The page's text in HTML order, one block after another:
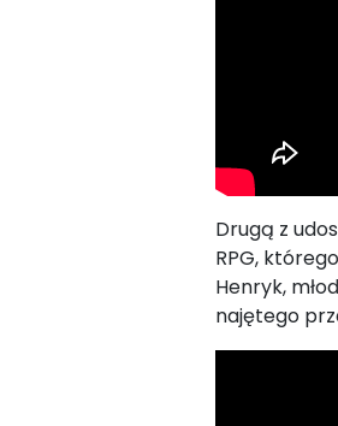
Drugą z
RPG,
Henryk,
najętego